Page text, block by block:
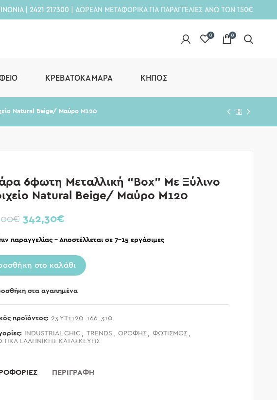
| 2421 217300 | ΔΩΡΕΑΝ ΜΕΤΑΦΟΡΙΚΑ ΓΙΑ ΠΑΡΑΓΓΕΛΙΕΣ ΑΝΩ ΤΩΝ 150€
0 0
ΚΡΕΒΑΤΟΚΆΜΑΡΑ ΚΉΠΟΣ
Natural Beige/ Μαύρο Μ120
6φωτη Μεταλλική “Box” Με Ξύλινο
Natural Beige/ Μαύρο Μ120
€ 342,30€
παραγγελίας – Αποστέλλεται σε 7-15 εργάσιμες
στο καλάθι
στα αγαπημένα
προϊόντος: 23 YT1120_166_310
INDUSTRIAL CHIC , TRENDS , ΟΡΟΦΗΣ , ΦΩΤΙΣΜΟΣ ,
ΕΛΛΗΝΙΚΗΣ ΚΑΤΑΣΚΕΥΗΣ
ΠΕΡΙΓΡΑΦΉ